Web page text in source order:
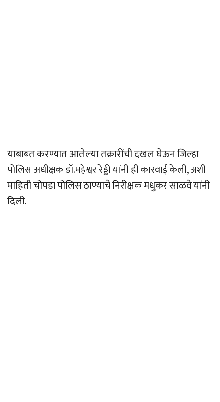
याबाबत करण्यात आलेल्या तक्रारींची दखल घेऊन जिल्हा
पोलिस अधीक्षक डॉ.महेश्वर रेड्डी यांनी ही कारवाई केली, अशी
माहिती चोपडा पोलिस ठाण्याचे निरीक्षक मधुकर साळवे यांनी
दिली.